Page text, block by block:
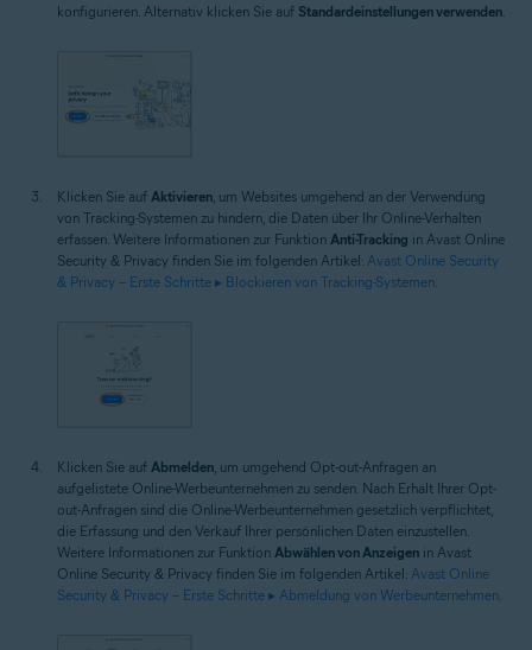
konfigurieren. Alternativ klicken Sie auf Standardeinstellungen verwenden
Klicken Sie auf Aktivieren, um Websites umgehend an der Verwendung
von Tracking-Systemen zu hindern, die Daten über Ihr Online-Verhalten
erfassen. Weitere Informationen zur Funktion Anti-Tracking in Avast Online
Security & Privacy finden Sie im folgenden Artikel: Avast Online Security
& Privacy – Erste Schritte ▸ Blockieren von Tracking-Systemen.
Klicken Sie auf Abmelden , um umgehend Opt-out-Anfragen an
aufgelistete Online-Werbeunternehmen zu senden. Nach Erhalt Ihrer Opt-
out-Anfragen sind die Online-Werbeunternehmen gesetzlich verpflichtet,
die Erfassung und den Verkauf Ihrer persönlichen Daten einzustellen.
Weitere Informationen zur Funktion Abwählen von Anzeigen in Avast
Online Security & Privacy finden Sie im folgenden Artikel: Avast Online
Security & Privacy – Erste Schritte ▸ Abmeldung von Werbeunternehmen